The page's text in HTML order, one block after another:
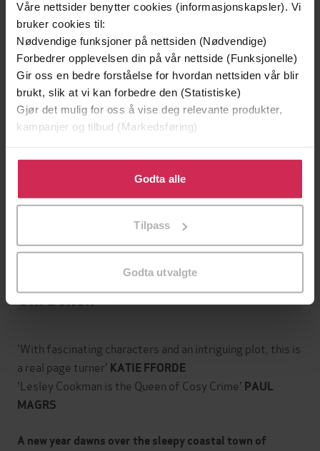
Våre nettsider benytter cookies (informasjonskapsler). Vi
bruker cookies til:
Nødvendige funksjoner på nettsiden (Nødvendige)
Forbedrer opplevelsen din på vår nettside (Funksjonelle)
Gir oss en bedre forståelse for hvordan nettsiden vår blir
brukt, slik at vi kan forbedre den (Statistiske)
Gjør det mulig for oss å vise deg relevante produkter,
kampanjer og tilbud (Markedsføring)
Klikk på «Godta alle» for å gi oss ditt samtykke til å
bruke cookies for alle disse formålene. Du kan også
tilpasse ditt samtykke til spesifikke formål ved å klikke
Godta alle
Tilpass
Godta utvalgte
Forlag Headline Accent
Utgitt 19.08.2021
Lengde 9:25
Sjanger Krim
Språk English
Format mp3
beskyttelse
Om boken
'With fascinating characters and an intriguing plot, this is
a real page turner' KATIE FFORDE
'Lesley Cookman is the Queen of Cosy Crime' PAUL
MAGRS
A new year dawns over the sleepy coastal town of